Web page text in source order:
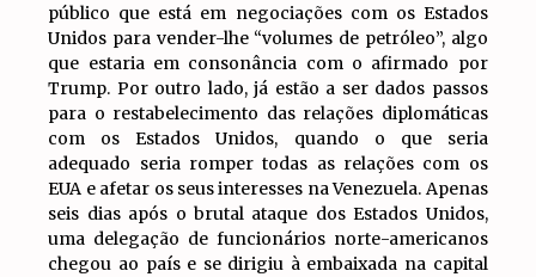
público que está em negociações com os Estados
Unidos para vender-lhe “volumes de petróleo”, algo
que estaria em consonância com o afirmado por
Trump. Por outro lado, já estão a ser dados passos
para o restabelecimento das relações diplomáticas
com os Estados Unidos, quando o que seria
adequado seria romper todas as relações com os
EUA e afetar os seus interesses na Venezuela. Apenas
seis dias após o brutal ataque dos Estados Unidos,
uma delegação de funcionários norte-americanos
chegou ao país e se dirigiu à embaixada na capital